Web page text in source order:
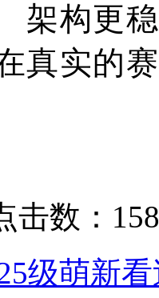
架构更
真实的
击数：158
级萌新